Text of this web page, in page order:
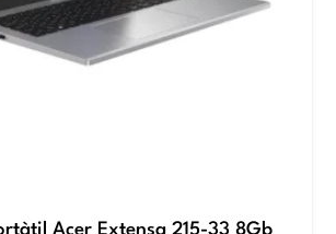
Acer Extensa 215-33 8Gb